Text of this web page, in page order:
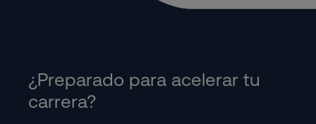
¿Preparado para acelerar tu
carrera?